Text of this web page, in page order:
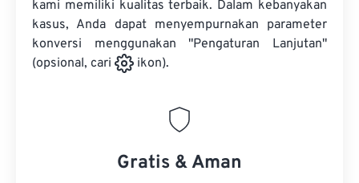
kami memiliki kualitas terbaik. Dalam kebanyakan
kasus, Anda dapat menyempurnakan parameter
konversi menggunakan "Pengaturan Lanjutan"
(opsional, cari
ikon).
Gratis & Aman